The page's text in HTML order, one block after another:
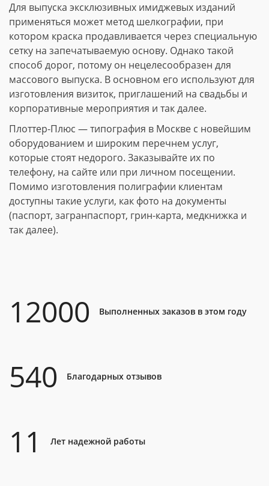
Для выпуска эксклюзивных имиджевых изданий
применяться может метод шелкографии, при
котором краска продавливается через специальную
сетку на запечатываемую основу. Однако такой
способ дорог, потому он нецелесообразен для
массового выпуска. В основном его используют для
изготовления визиток, приглашений на свадьбы и
корпоративные мероприятия и так далее.
Плоттер-Плюс — типография в Москве с новейшим
оборудованием и широким перечнем услуг,
которые стоят недорого. Заказывайте их по
телефону, на сайте или при личном посещении.
Помимо изготовления полиграфии клиентам
доступны такие услуги, как фото на документы
(паспорт, загранпаспорт, грин-карта, медкнижка и
так далее).
12000 Выполненных заказов в этом году
540 Благодарных отзывов
11 Лет надежной работы